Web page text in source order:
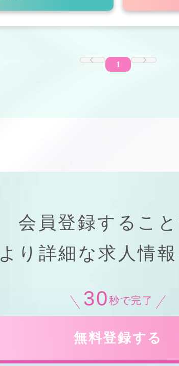
1
会員登録すること
より 詳細 な求人情報
30秒で完了
無料登録する